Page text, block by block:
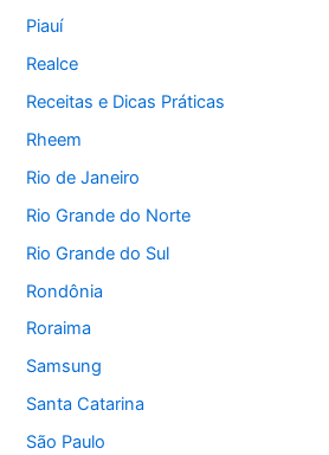
Piauí
Realce
Receitas e Dicas Práticas
Rheem
Rio de Janeiro
Rio Grande do Norte
Rio Grande do Sul
Rondônia
Roraima
Samsung
Santa Catarina
São Paulo